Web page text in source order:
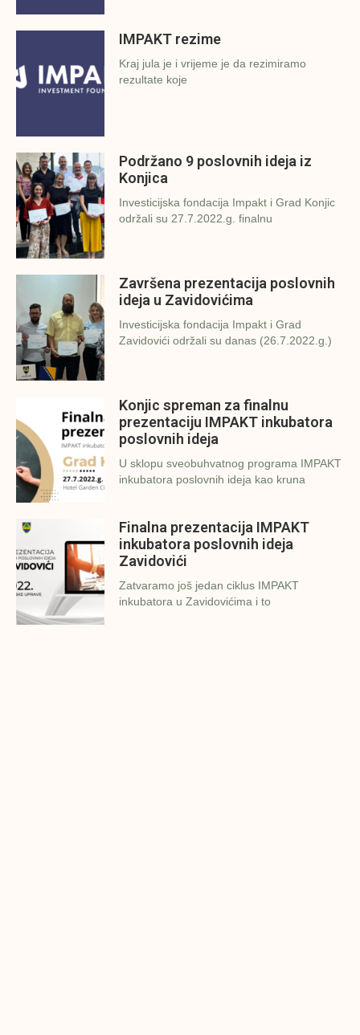
IMPAKT rezime
Kraj jula je i vrijeme je da rezimiramo
rezultate koje
Podržano 9 poslovnih ideja iz
Konjica
Investicijska fondacija Impakt i Grad Konjic
održali su 27.7.2022.g. finalnu
Završena prezentacija poslovnih
ideja u Zavidovićima
Investicijska fondacija Impakt i Grad
Zavidovići održali su danas (26.7.2022.g.)
Konjic spreman za finalnu
prezentaciju IMPAKT inkubatora
poslovnih ideja
U sklopu sveobuhvatnog programa IMPAKT
inkubatora poslovnih ideja kao kruna
Finalna prezentacija IMPAKT
inkubatora poslovnih ideja
Zavidovići
Zatvaramo još jedan ciklus IMPAKT
inkubatora u Zavidovićima i to